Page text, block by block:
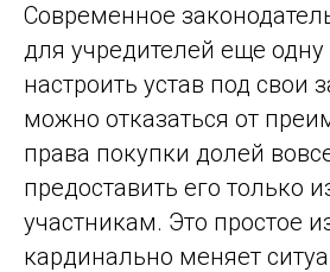
Современное
для учредителей еще
настроить устав под свои
можно отказаться от
права покупки долей
предоставить его только
участникам. Это простое
кардинально меняет